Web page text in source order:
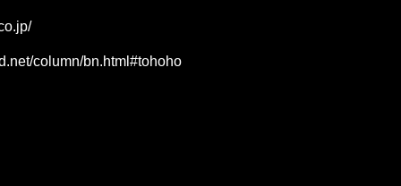
column/bn.html#tohoho